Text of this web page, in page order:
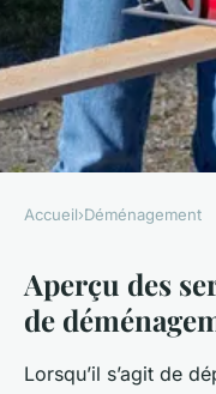
DÉMÉNAGEMENT
Accueil›Déménagement
Aperçu des
de
Lorsqu’il s’agit de